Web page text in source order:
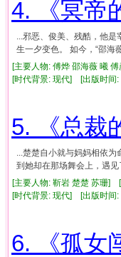
4. 《冥帝
...邪恶、俊美、残酷，他
生一夕变色。 如今，“邵海
[主要人物: 傅烨 邵海薇 曦
[时代背景: 现代] [出版时
5. 《总裁
...楚楚自小就与妈妈相依
到她却在那场舞会上，遇见
[主要人物: 靳岩 楚楚 苏珊]
[时代背景: 现代] [出版时
6. 《孤女